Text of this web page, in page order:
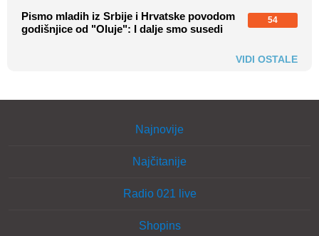
Pismo mladih iz Srbije i Hrvatske povodom
godišnjice od "Oluje": I dalje smo susedi
54
VIDI OSTALE
Najnovije
Najčitanije
Radio 021 live
Shopins